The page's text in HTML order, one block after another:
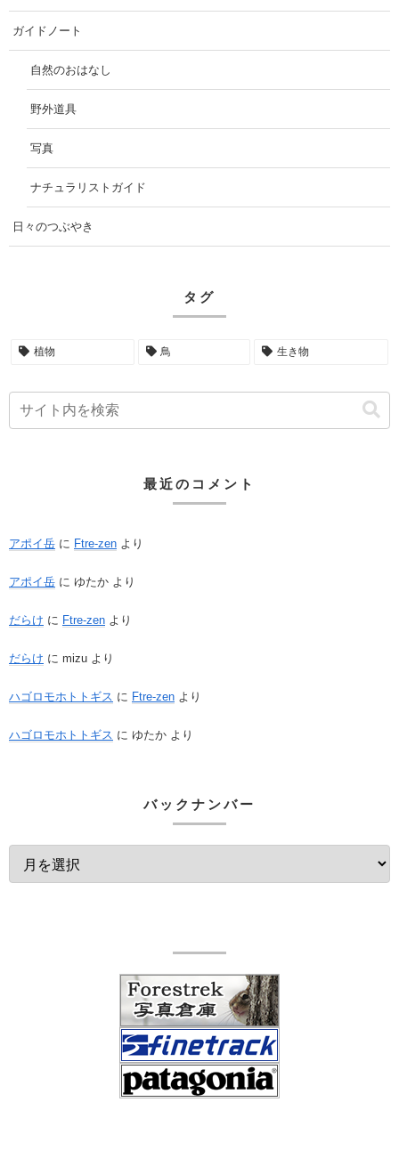
ガイドノート
自然のおはなし
野外道具
写真
ナチュラリストガイド
日々のつぶやき
タグ
植物 鳥 生き物
最近のコメント
アポイ岳 に Ftre-zen より
アポイ岳 に ゆたか より
だらけ に Ftre-zen より
だらけ に mizu より
ハゴロモホトトギス に Ftre-zen より
ハゴロモホトトギス に ゆたか より
バックナンバー